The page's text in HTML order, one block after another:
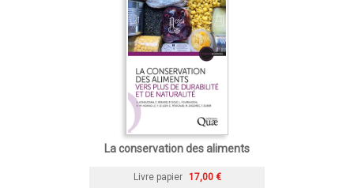
La conservation des aliments
Livre papier 17,00 €